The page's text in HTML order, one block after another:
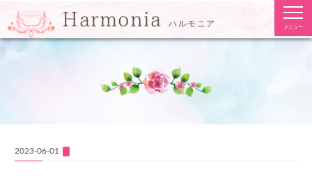
Harmonia ハルモニア メニュー
2023-06-01